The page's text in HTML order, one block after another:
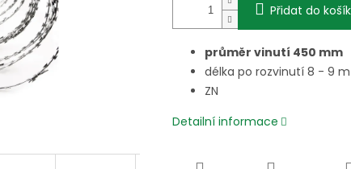
Přidat do
průměr vinutí 450 mm
délka po rozvinutí 8 - 9 m
ZN
Detailní informace